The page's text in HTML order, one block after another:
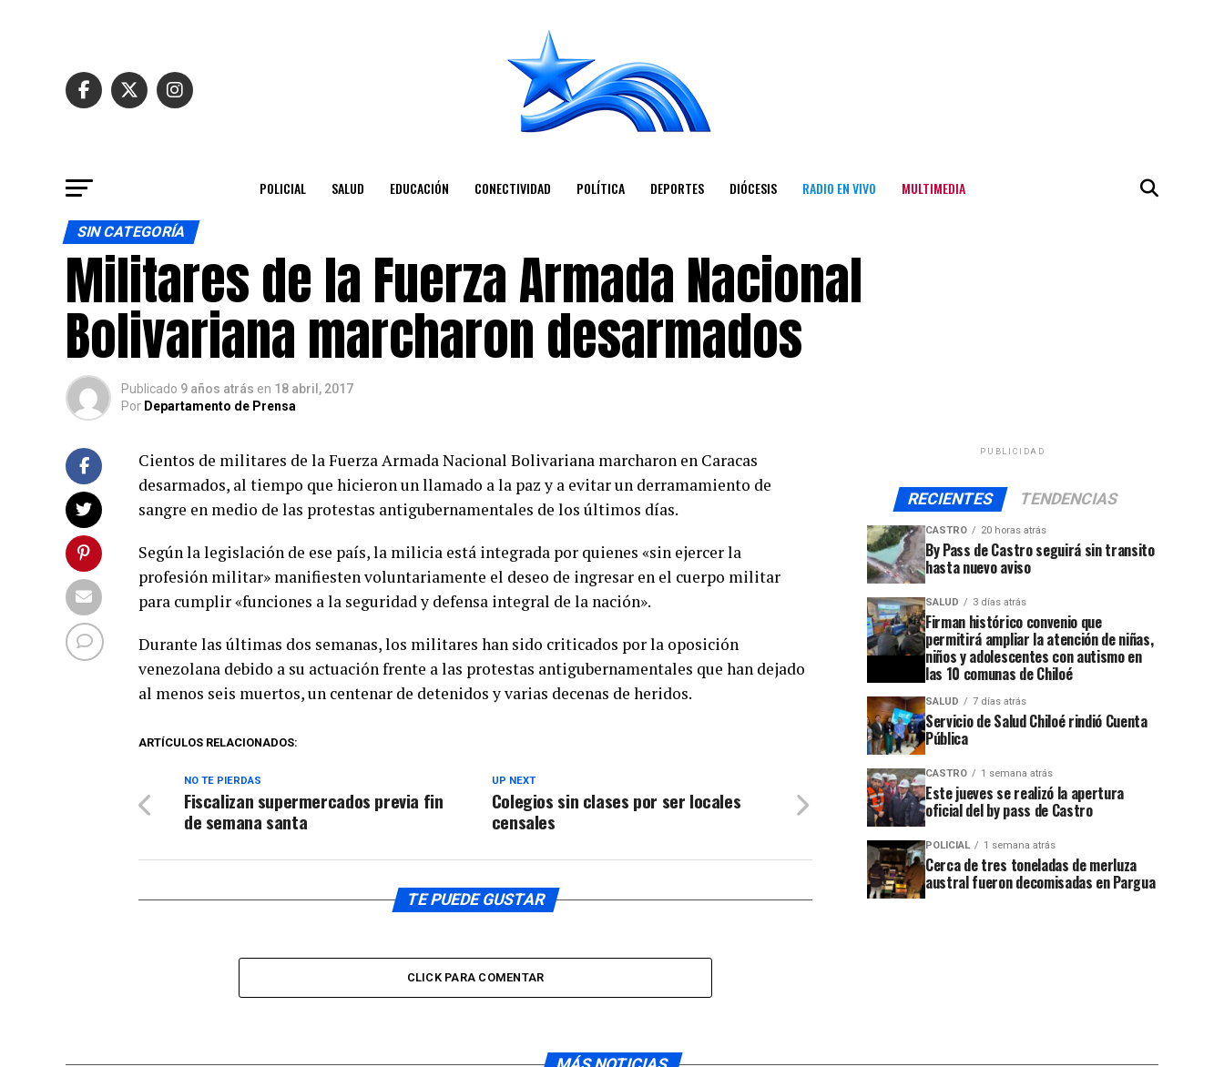
POLICIAL SALUD EDUCACIÓN CONECTIVIDAD POLÍTICA DEPORTES DIÓCESIS RADIO EN VIVO MULTIMEDIA
SIN CATEGORÍA
Militares de la Fuerza Armada Nacional
Bolivariana marcharon desarmados
Publicado 9 años atrás en 18 abril, 2017
Por Departamento de Prensa
Cientos de militares de la Fuerza Armada Nacional Bolivariana marcharon en Caracas
desarmados, al tiempo que hicieron un llamado a la paz y a evitar un derramamiento de
sangre en medio de las protestas antigubernamentales de los últimos días.
Según la legislación de ese país, la milicia está integrada por quienes «sin ejercer la
profesión militar» manifiesten voluntariamente el deseo de ingresar en el cuerpo militar
para cumplir «funciones a la seguridad y defensa integral de la nación».
Durante las últimas dos semanas, los militares han sido criticados por la oposición
venezolana debido a su actuación frente a las protestas antigubernamentales que han dejado
al menos seis muertos, un centenar de detenidos y varias decenas de heridos.
ARTÍCULOS RELACIONADOS:
UP NEXT
Colegios sin clases por ser locales
censales
NO TE PIERDAS
Fiscalizan supermercados previa fin
de semana santa
TE PUEDE GUSTAR
CLICK PARA COMENTAR
PUBLICIDAD
RECIENTES TENDENCIAS
CASTRO 20 horas atrás
By Pass de Castro seguirá sin transito
hasta nuevo aviso
SALUD 3 días atrás
Firman histórico convenio que
permitirá ampliar la atención de niñas,
niños y adolescentes con autismo en
las 10 comunas de Chiloé
SALUD 7 días atrás
Servicio de Salud Chiloé rindió Cuenta
Pública
CASTRO 1 semana atrás
Este jueves se realizó la apertura
oficial del by pass de Castro
POLICIAL 1 semana atrás
Cerca de tres toneladas de merluza
austral fueron decomisadas en Pargua